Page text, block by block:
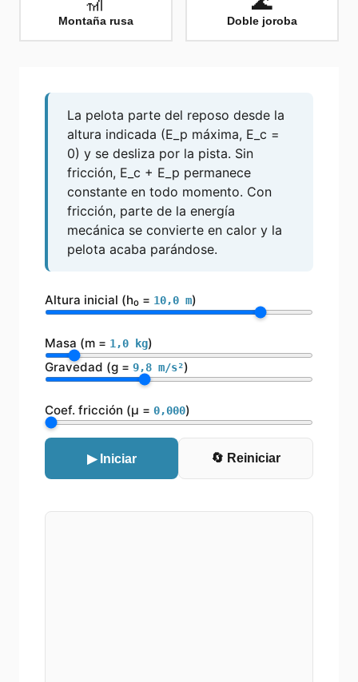
Montaña rusa Doble joroba
La pelota parte del reposo desde la
altura indicada (E_p máxima, E_c =
0) y se desliza por la pista. Sin
fricción, E_c + E_p permanece
constante en todo momento. Con
fricción, parte de la energía
mecánica se convierte en calor y la
pelota acaba parándose.
Altura inicial (h₀ = 10,0 m)
Masa (m = 1,0 kg)
Gravedad (g = 9,8 m/s²)
Coef. fricción (μ = 0,000)
▶ Iniciar 🔄 Reiniciar